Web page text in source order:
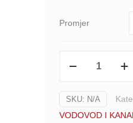
Promjer
kanalizacijska
45°
VARGON
SKU: N/A
VODOVOD I